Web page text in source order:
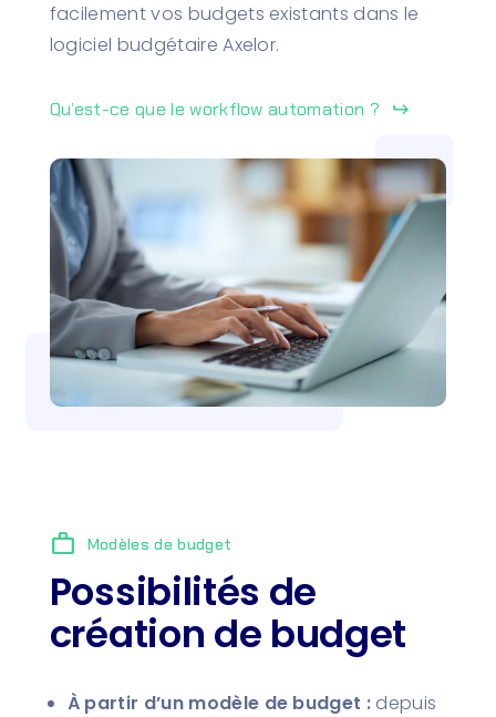
facilement vos budgets existants dans le
logiciel budgétaire Axelor.
Qu’est-ce que le workflow automation ? keyboard_return
work Modèles de budget
Possibilités de
création de budget
À partir d’un modèle de budget : depuis